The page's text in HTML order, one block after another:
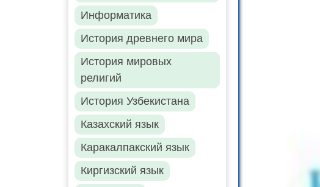
Информатика
История древнего мира
История мировых
религий
История Узбекистана
Казахский язык
Каракалпакский язык
Киргизский язык